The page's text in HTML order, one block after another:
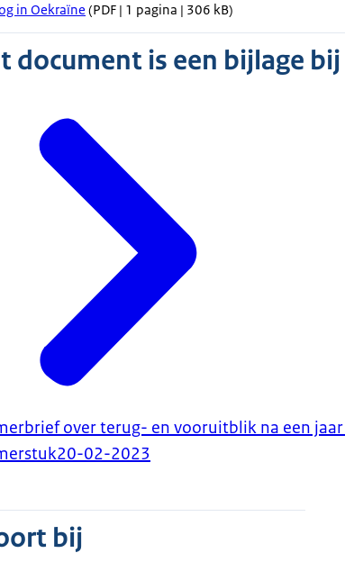
in Oekraïne (PDF | 1 pagina | 306 kB)
document is een bijlage bij
over terug- en vooruitblik na een
20-02-2023
bij